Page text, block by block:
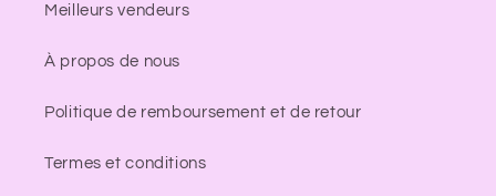
Meilleurs vendeurs
À propos de nous
Politique de remboursement et de retour
Termes et conditions